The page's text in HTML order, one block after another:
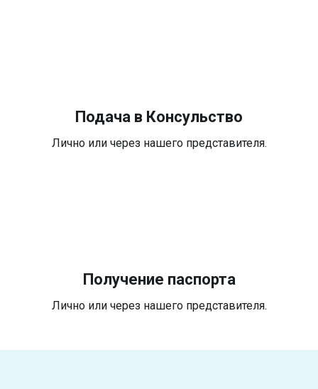
Подача в Консульство
Лично или через нашего представителя.
Получение паспорта
Лично или через нашего представителя.